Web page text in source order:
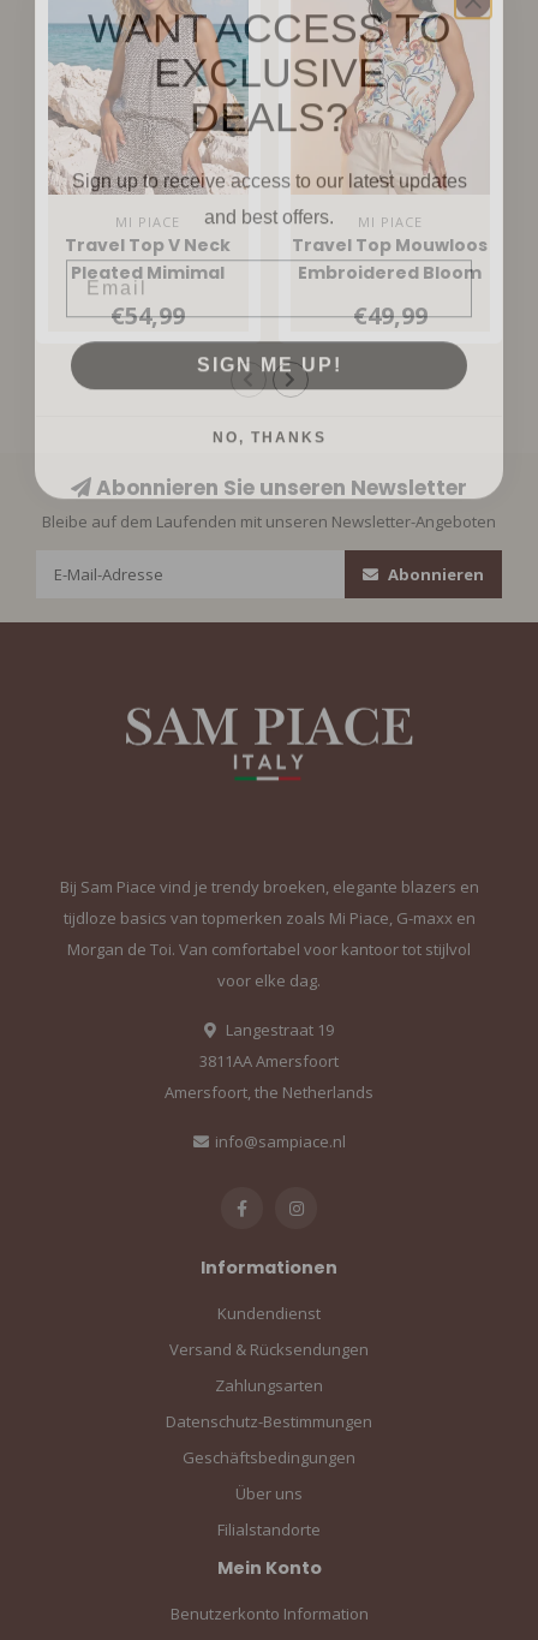
MI PIACE
Travel Top V Neck
Pleated Mimimal
Print 202814 Espresso
€54,99
MI PIACE
Travel Top Mouwloos
Embroidered Bloom
Multicolour
€49,99
Abonnieren Sie unseren Newsletter
Bleibe auf dem Laufenden mit unseren Newsletter-Angeboten
Abonnieren
Bij Sam Piace vind je trendy broeken, elegante blazers en
tijdloze basics van topmerken zoals Mi Piace, G-maxx en
Morgan de Toi. Van comfortabel voor kantoor tot stijlvol
voor elke dag.
Langestraat 19
3811AA Amersfoort
Amersfoort, the Netherlands
info@sampiace.nl
Informationen
Kundendienst
Versand & Rücksendungen
Zahlungsarten
Datenschutz-Bestimmungen
Geschäftsbedingungen
Über uns
Filialstandorte
Mein Konto
Benutzerkonto Information
WANT ACCESS TO
EXCLUSIVE
DEALS?
Sign up to receive access to our latest updates
and best offers.
Email
SIGN ME UP!